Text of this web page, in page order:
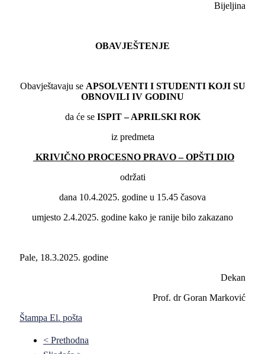
Bijeljina
OBAVJEŠTENJE
Obavještavaju se APSOLVENTI I STUDENTI KOJI SU
OBNOVILI IV GODINU
da će se ISPIT – APRILSKI ROK
iz predmeta
KRIVIČNO PROCESNO PRAVO – OPŠTI DIO
održati
dana 10.4.2025. godine u 15.45 časova
umjesto 2.4.2025. godine kako je ranije bilo zakazano
Pale, 18.3.2025. godine
Dekan
Prof. dr Goran Marković
Štampa El. pošta
< Prethodna